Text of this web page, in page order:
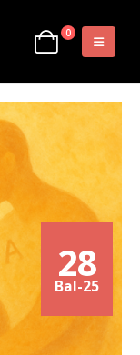
0
28
Bal-25